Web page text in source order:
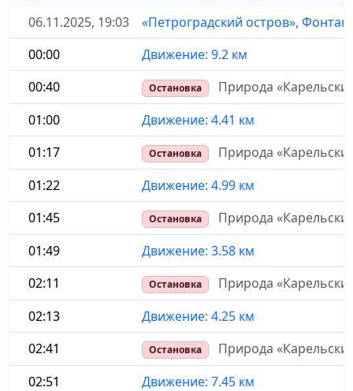
06.11.2025, 19:03
«Петроградский остров»,
00:00
Движение: 9.2 км
00:40
Остановка
Природа
01:00
Движение: 4.41 км
01:17
Остановка
Природа
01:22
Движение: 4.99 км
01:45
Остановка
Природа
01:49
Движение: 3.58 км
02:11
Остановка
Природа
02:13
Движение: 4.25 км
02:41
Остановка
Природа
02:51
Движение: 7.45 км